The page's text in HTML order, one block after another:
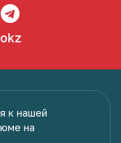
к нашей
на